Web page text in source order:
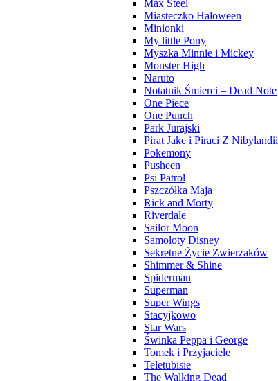
Max Steel
Miasteczko Haloween
Minionki
My little Pony
Myszka Minnie i Mickey
Monster High
Naruto
Notatnik Śmierci – Dead Note
One Piece
One Punch
Park Jurajski
Pirat Jake i Piraci Z Nibylandii
Pokemony
Pusheen
Psi Patrol
Pszczółka Maja
Rick and Morty
Riverdale
Sailor Moon
Samoloty Disney
Sekretne Życie Zwierzaków
Shimmer & Shine
Spiderman
Superman
Super Wings
Stacyjkowo
Star Wars
Świnka Peppa i George
Tomek i Przyjaciele
Teletubisie
The Walking Dead